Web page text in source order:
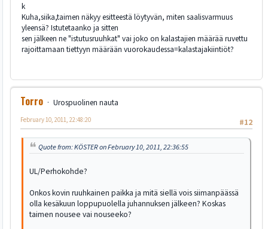
k
Kuha,siika,taimen näkyy esitteestä löytyvän, miten saalisvarmuus
yleensä? Istutetaanko ja sitten
sen jälkeen ne "istutusruuhkat" vai joko on kalastajien määrää ruvettu
rajoittamaan tiettyyn määrään vuorokaudessa=kalastajakiintiöt?
Torro
Urospuolinen nauta
#12
February 10, 2011, 22:48:20
Quote from: KÖSTER on February 10, 2011, 22:36:55
UL/Perhokohde?
Onkos kovin ruuhkainen paikka ja mitä siellä vois siimanpäässä
olla kesäkuun loppupuolella juhannuksen jälkeen? Koskas
taimen nousee vai nouseeko?